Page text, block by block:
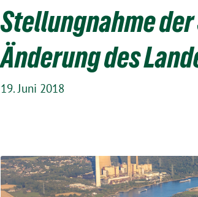
Stellungnahme
Änderung des
19. Juni 2018